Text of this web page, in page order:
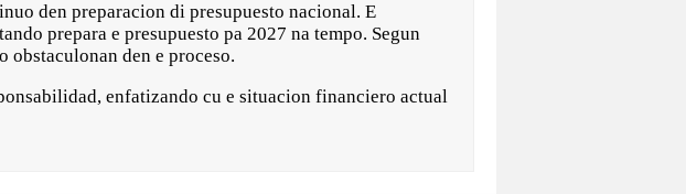
den preparacion di presupuesto nacional. E
prepara e presupuesto pa 2027 na tempo. Segun
den e proceso.
enfatizando cu e situacion financiero actual